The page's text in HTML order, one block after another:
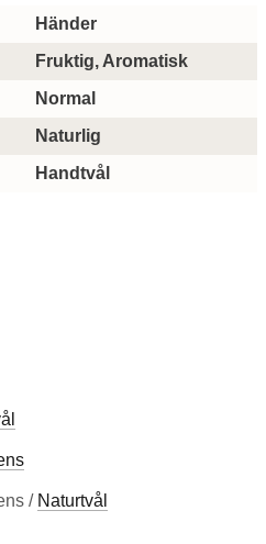
produkt
Händer
Fruktig, Aromatisk
Normal
Naturlig
Handtvål
/ Naturtvål